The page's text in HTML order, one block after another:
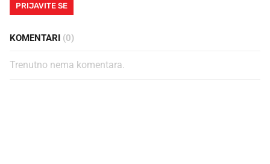
PRIJAVITE SE
KOMENTARI (0)
Trenutno nema komentara.